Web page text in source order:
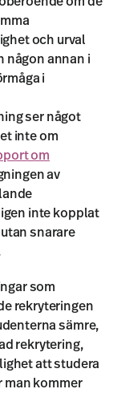
och urval
någon annan i
i
ser något
inte om
om
av
inte kopplat
snarare
som
rekryteringen
sämre,
rekrytering,
att studera
man kommer